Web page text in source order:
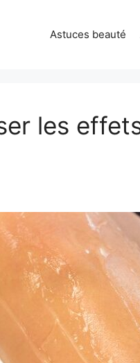
Astuces beauté
les